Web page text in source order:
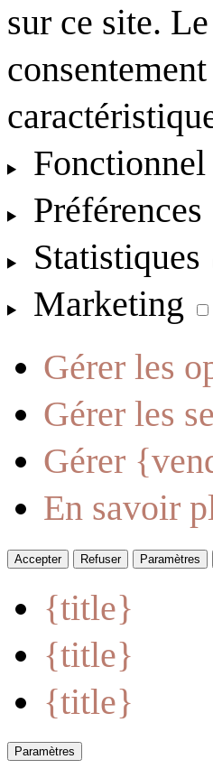
sur ce site.
Fonctionnel
Préférences
Statistiques
Marketing
Gérer les
Gérer les
Gérer
En savoir
Accepter Refuser Paramètres
{title}
{title}
{title}
Paramètres